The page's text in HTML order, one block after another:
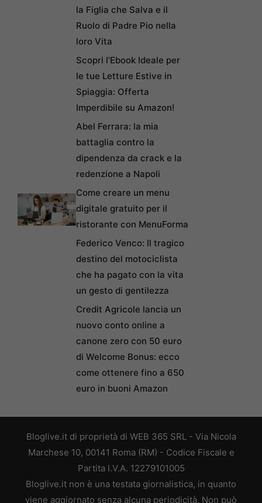
la Figlia che Salva e il
Ruolo di Padre Pio nella
loro Vita
Scopri l’Ebook Ideale per
le tue Letture Estive in
Spiaggia: Offerta
Imperdibile su Amazon!
Abel Ferrara: la mia
battaglia contro la
dipendenza da crack e la
redenzione a Napoli
Come creare un menu
digitale gratuito per il
ristorante con MenuForma
Federico Venco: Il tragico
destino del motociclista
che ha pagato con la vita
un gesto di gentilezza
Credit Agricole lancia un
nuovo conto online a
canone zero con 50 euro
di Welcome Bonus: ecco
come ottenere fino a 650
euro in buoni Amazon
Bloglive.it di proprietà di WEB 365 SRL - Via Nicola
Marchese 10, 00141 Roma (RM) - Codice Fiscale e
Partita I.V.A. 12279101005
Bloglive.it non è una testata giornalistica, in quanto
viene aggiornato senza alcuna periodicità. Non può